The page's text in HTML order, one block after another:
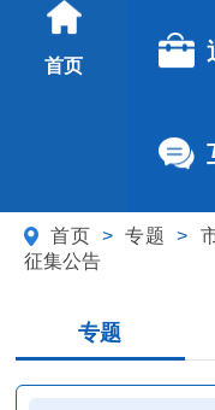
首页
首页 > 专题 >
征集公告
专题